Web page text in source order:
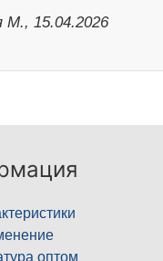
М., 15.04.2026
оптом